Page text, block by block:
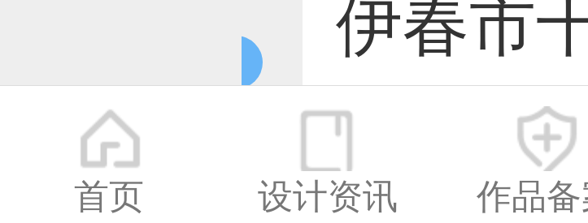
伊春市
计
更新时间：
首页 设计资讯 作品备